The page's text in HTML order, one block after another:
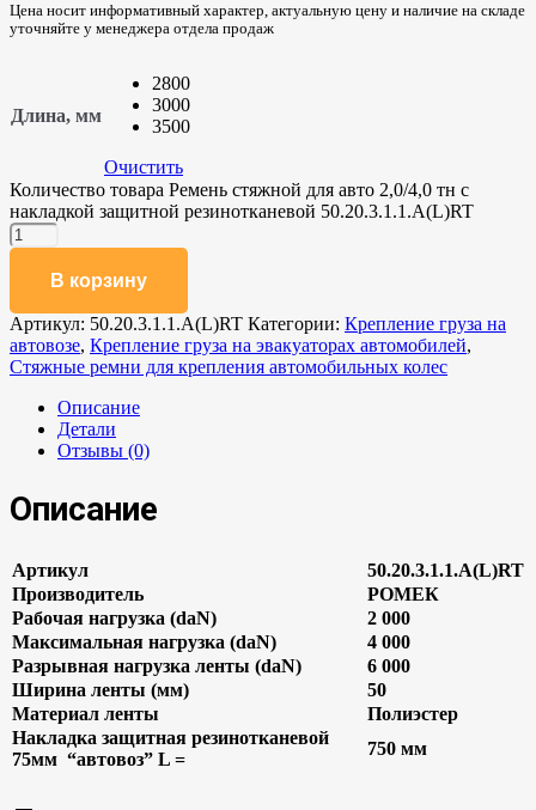
Цена носит информативный характер, актуальную цену и наличие на складе
уточняйте у менеджера отдела продаж
Длина, мм
2800
3000
3500
Очистить
Количество товара Ремень стяжной для авто 2,0/4,0 тн с
накладкой защитной резинотканевой 50.20.3.1.1.А(L)RT
В корзину
Артикул: 50.20.3.1.1.А(L)RT Категории: Крепление груза на
автовозе, Крепление груза на эвакуаторах автомобилей,
Стяжные ремни для крепления автомобильных колес
Описание
Детали
Отзывы (0)
Описание
Артикул
50.20.3.1.1.А(L)RT
Производитель
РОМЕК
Рабочая нагрузка (daN)
2 000
Максимальная нагрузка (daN)
4 000
Разрывная нагрузка ленты (daN)
6 000
Ширина ленты (мм)
50
Материал ленты
Полиэстер
Накладка защитная резинотканевой
75мм “автовоз” L =
750 мм